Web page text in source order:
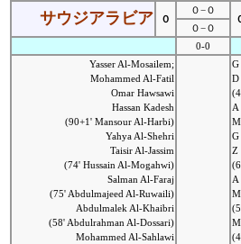
サウジアラビア ０
０−０
０−０
0-0
Yasser Al-Mosailem;
Mohammed Al-Fatil
Omar Hawsawi
Hassan Kadesh
(90+1' Mansour Al-Harbi)
Yahya Al-Shehri
Taisir Al-Jassim
(74' Hussain Al-Mogahwi)
Salman Al-Faraj
(75' Abdulmajeed Al-Ruwaili)
Abdulmalek Al-Khaibri
(58' Abdulrahman Al-Dossari)
Mohammed Al-Sahlawi
G
D
A
G
Z
A